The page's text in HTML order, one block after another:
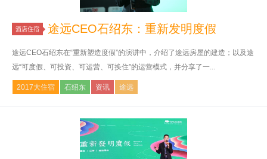
酒店住宿 途远CEO石绍东：重新发明度假
途远CEO石绍东在“重新塑造度假”的演讲中，介绍了途远房屋的建造；以及途
远“可度假、可投资、可运营、可换住”的运营模式，并分享了一...
2017大住宿 石绍东 资讯 途远